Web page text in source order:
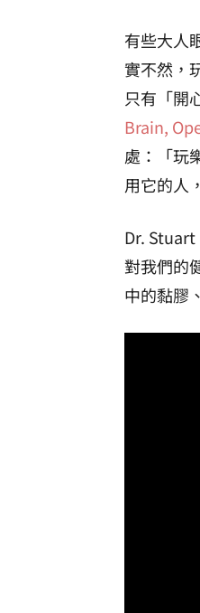
有些大人
實不然，
只有「開
Brain,
處：「玩
用它的人
Dr. Stuart
對我們的
中的黏膠